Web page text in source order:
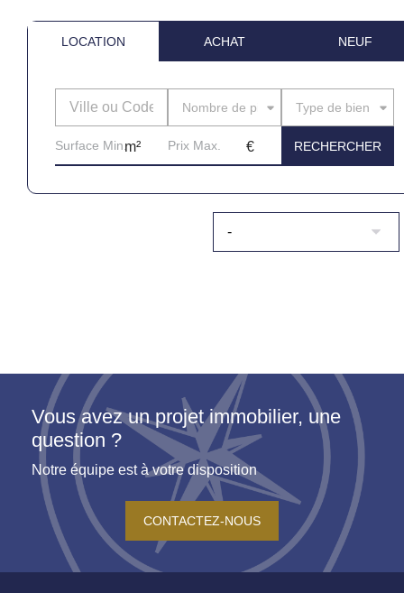
LOCATION ACHAT NEUF
Nombre de pièces Type de bien
Vous avez un projet immobilier, une
question ?
Notre équipe est à votre disposition
CONTACTEZ-NOUS